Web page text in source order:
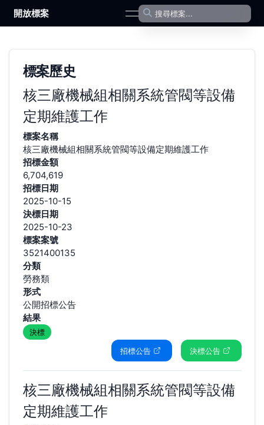
開放標案 open navigation menu
標案歷史
核三廠機械組相關系統管閥等設備
定期維護工作
標案名稱
核三廠機械組相關系統管閥等設備定期維護工作
招標金額
6,704,619
招標日期
2025-10-15
決標日期
2025-10-23
標案案號
3521400135
分類
勞務類
形式
公開招標公告
結果
決標
招標公告
決標公告
核三廠機械組相關系統管閥等設備
定期維護工作